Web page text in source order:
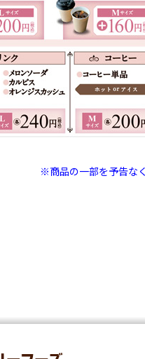
※商品の一部を予告な